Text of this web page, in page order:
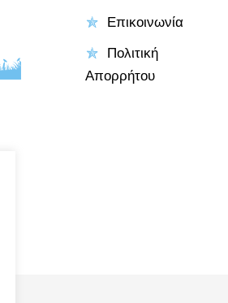
Επικοινωνία
Πολιτική
Απορρήτου